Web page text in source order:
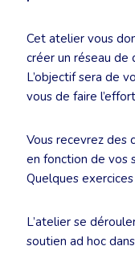
Cet atelier vous
créer un réseau de
L’objectif sera de
vous de faire
Vous recevrez des
en fonction de vos
Quelques
L’atelier se
soutien ad hoc